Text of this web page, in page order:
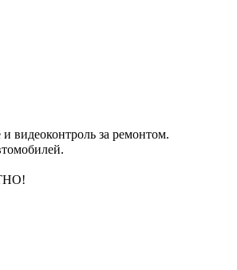
видеоконтроль за ремонтом.